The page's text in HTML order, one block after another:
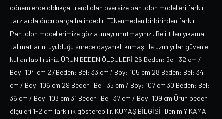
dönemlerde oldukça trend olan oversize pantolon modelleri farklı
tarzlarda öncü parça halindedir. Tükenmeden birbirinden farklı
Pantolon modellerimize göz atmayı unutmayınız.. Belirtilen yıkama
talımatlarını uyulduğu sürece dayanıklı kumaşı ile uzun yıllar güvenle
kullanılabilirsiniz. ÜRÜN BEDEN ÖLÇÜLERİ 26 Beden: Bel: 32 cm /
Boy: 104 cm 27 Beden: Bel: 33 cm / Boy: 105 cm 28 Beden: Bel: 34
cm / Boy: 106 cm 29 Beden: Bel: 35 cm / Boy: 107 cm 30 Beden: Bel:
36 cm / Boy: 108 cm 31 Beden: Bel: 37 cm / Boy: 109 cm Ürün beden
ölçüleri 1-2 cm farklılık gösterebilir. KUMAŞ BİLGİSİ: Denim YIKAMA